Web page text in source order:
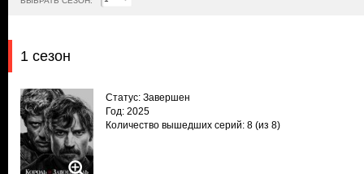
1 сезон
Статус: Завершен
Год: 2025
Количество вышедших серий: 8 (из 8)